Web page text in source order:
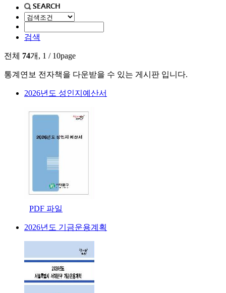
검색
전체 74개, 1 / 10page
통계연보 전자책을 다운받을 수 있는 게시판 입니다.
2026년도 성인지예산서
PDF 파일
2026년도 기금운용계획